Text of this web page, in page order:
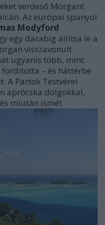
verdeső Morgant
Az európai spanyol
Modyford
egy darabig állítsa le a
visszavonult
ugyanis több, mint
– és háttérbe
A Partok Testvérei
aprócska dolgokkal,
miután ismét